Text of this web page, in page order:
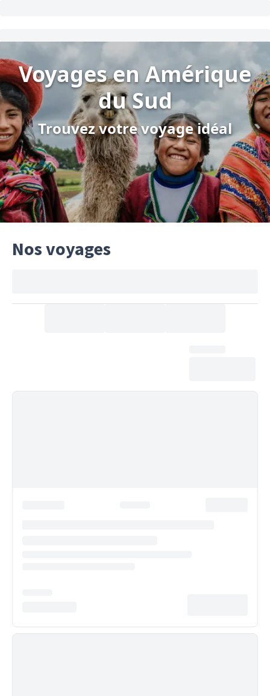
Voyages en Amérique
du Sud
Trouvez votre voyage idéal
Nos voyages